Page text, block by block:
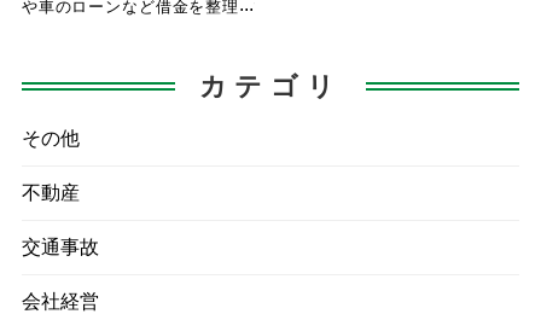
や車のローンなど借金を整理す
カテゴリ
その他
不動産
交通事故
会社経営